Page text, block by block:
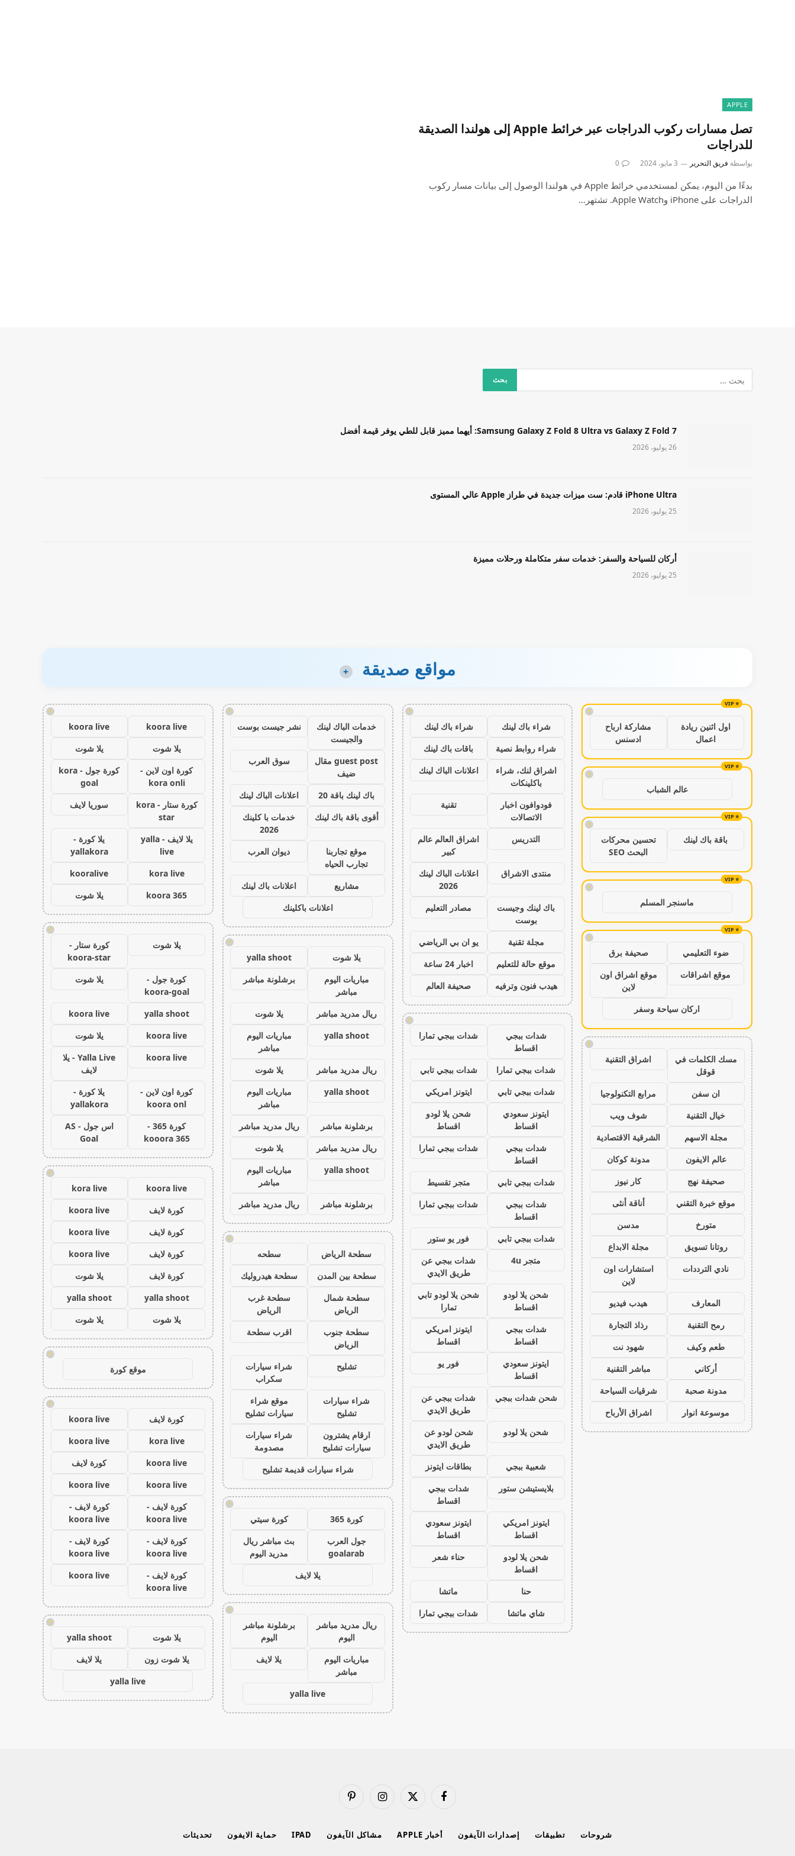
APPLE
تصل مسارات ركوب الدراجات عبر خرائط Apple إلى هولندا الصديقة
للدراجات
بواسطة فريق التحرير 3 مايو، 2024 0
بدءًا من اليوم، يمكن لمستخدمي خرائط Apple في هولندا الوصول إلى بيانات مسار ركوب
الدراجات على iPhone وApple Watch. تشتهر…
Samsung Galaxy Z Fold 8 Ultra vs Galaxy Z Fold 7: أيهما مميز قابل للطي يوفر قيمة أفضل
26 يوليو، 2026
iPhone Ultra قادم: ست ميزات جديدة في طراز Apple عالي المستوى
25 يوليو، 2026
أركان للسياحة والسفر: خدمات سفر متكاملة ورحلات مميزة
25 يوليو، 2026
مواقع صديقة +
!
اول اثنين ريادة
اعمال
مشاركة ارباح
ادسنس
!
عالم الشباب
!
باقة باك لينك
تحسين محركات
البحث SEO
!
ماسنجر المسلم
!
ضوء التعليمي
صحيفة برق
موقع اشراقات
موقع اشراق اون
لاين
اركان سياحة وسفر
!
مسك الكلمات في
قوقل
اشراق التقنية
ان سفن
مرابع التكنولوجيا
خيال التقنية
شوف ويب
مجلة الاسهم
الشرقية الاقتصادية
عالم الايفون
مدونة كوكان
صحيفة نهج
كار نيوز
موقع خبرة التقني
أناقة أنثى
متورخ
مدسن
روتانا تسويق
مجلة الابداع
نادي الترددات
استشارات اون
لاين
المعارف
هيدب فيديو
رمح التقنية
رذاذ التجارة
طعم وكيف
شهود نت
أركاني
مباشر التقنية
مدونة صحبة
شرقيات السياحة
موسوعة انوار
اشراق الأرباح
!
شراء باك لينك
شراء باك لينك
شراء روابط نصية
باقات باك لينك
اشراق لنك، شراء
باكلينكات
اعلانات الباك لينك
فودوافون اخبار
الاتصالات
تقنية
التدريس
اشراق العالم عالم
كبير
منتدى الاشراق
اعلانات الباك لينك
2026
باك لينك وجيست
بوست
مصادر التعليم
مجلة تقنية
يو ان بي الرياضي
موقع حالة للتعليم
اخبار 24 ساعة
هيدب فنون وترفيه
صحيفة العالم
!
شدات ببجي
اقساط
شدات ببجي تمارا
شدات ببجي تمارا
شدات ببجي تابي
شدات ببجي تابي
ايتونز امريكي
ايتونز سعودي
اقساط
شحن يلا لودو
اقساط
شدات ببجي
اقساط
شدات ببجي تمارا
شدات ببجي تابي
متجر تقسيط
شدات ببجي
اقساط
شدات ببجي تمارا
شدات ببجي تابي
فور يو ستور
متجر 4u
شدات ببجي عن
طريق الايدي
شحن يلا لودو
اقساط
شحن يلا لودو تابي
تمارا
شدات ببجي
اقساط
ايتونز امريكي
اقساط
ايتونز سعودي
اقساط
فور يو
شحن شدات ببجي
شدات ببجي عن
طريق الايدي
شحن يلا لودو
شحن لودو عن
طريق الايدي
شعبية ببجي
بطاقات ايتونز
بلايستيشن ستور
شدات ببجي
اقساط
ايتونز امريكي
اقساط
ايتونز سعودي
اقساط
شحن يلا لودو
اقساط
حناء شعر
حنا
ماتشا
شاي ماتشا
شدات ببجي تمارا
!
خدمات الباك لينك
والجيست
نشر جيست بوست
guest post مقال
ضيف
سوق العرب
باك لينك باقة 20
اعلانات الباك لينك
أقوى باقة باك لينك
خدمات با كلينك
2026
موقع تجاربنا
تجارب الحياه
ديوان العرب
مشاريع
اعلانات باك لينك
اعلانات باكلينك
!
يلا شوت
yalla shoot
مباريات اليوم
مباشر
برشلونة مباشر
ريال مدريد مباشر
يلا شوت
yalla shoot
مباريات اليوم
مباشر
ريال مدريد مباشر
يلا شوت
yalla shoot
مباريات اليوم
مباشر
برشلونة مباشر
ريال مدريد مباشر
ريال مدريد مباشر
يلا شوت
yalla shoot
مباريات اليوم
مباشر
برشلونة مباشر
ريال مدريد مباشر
!
سطحة الرياض
سطحه
سطحة بين المدن
سطحة هيدروليك
سطحة شمال
الرياض
سطحة غرب
الرياض
سطحة جنوب
الرياض
اقرب سطحة
تشليح
شراء سيارات
سكراب
شراء سيارات
تشليح
موقع شراء
سيارات تشليح
ارقام يشترون
سيارات تشليح
شراء سيارات
مصدومة
شراء سيارات قديمة تشليح
!
كورة 365
كورة سيتي
جول العرب
goalarab
بث مباشر ريال
مدريد اليوم
يلا لايف
!
ريال مدريد مباشر
اليوم
برشلونة مباشر
اليوم
مباريات اليوم
مباشر
يلا لايف
yalla live
!
koora live
koora live
يلا شوت
يلا شوت
كورة اون لاين -
kora onli
كورة جول - kora
goal
كورة ستار - kora
star
سوريا لايف
يلا لايف - yalla
live
يلا كورة -
yallakora
kora live
kooralive
koora 365
يلا شوت
!
يلا شوت
كورة ستار -
koora-star
كورة جول -
koora-goal
يلا شوت
yalla shoot
koora live
koora live
يلا شوت
koora live
Yalla Live - يلا
لايف
كورة اون لاين -
koora onl
يلا كورة -
yallakora
كورة 365 -
kooora 365
اس جول - AS
Goal
!
koora live
kora live
كورة لايف
koora live
كورة لايف
koora live
كورة لايف
koora live
كورة لايف
يلا شوت
yalla shoot
yalla shoot
يلا شوت
يلا شوت
!
موقع كورة
!
كورة لايف
koora live
kora live
koora live
koora live
كورة لايف
koora live
koora live
كورة لايف -
koora live
كورة لايف -
koora live
كورة لايف -
koora live
كورة لايف -
koora live
كورة لايف -
koora live
koora live
!
يلا شوت
yalla shoot
يلا شوت زون
يلا لايف
yalla live
فيسبوك
X
الانستغرامبينتيريست
شروحات تطبيقات إصدارات الآيفون أخبار APPLE مشاكل الآيفون IPAD حماية الايفون تحديثات